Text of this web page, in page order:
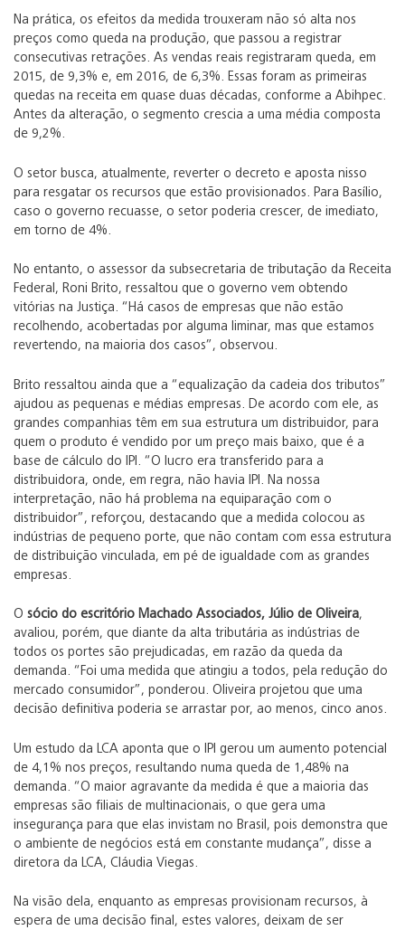
Na prática, os efeitos da medida trouxeram não só alta nos
preços como queda na produção, que passou a registrar
consecutivas retrações. As vendas reais registraram queda, em
2015, de 9,3% e, em 2016, de 6,3%. Essas foram as primeiras
quedas na receita em quase duas décadas, conforme a Abihpec.
Antes da alteração, o segmento crescia a uma média composta
de 9,2%.
O setor busca, atualmente, reverter o decreto e aposta nisso
para resgatar os recursos que estão provisionados. Para Basílio,
caso o governo recuasse, o setor poderia crescer, de imediato,
em torno de 4%.
No entanto, o assessor da subsecretaria de tributação da Receita
Federal, Roni Brito, ressaltou que o governo vem obtendo
vitórias na Justiça. “Há casos de empresas que não estão
recolhendo, acobertadas por alguma liminar, mas que estamos
revertendo, na maioria dos casos”, observou.
Brito ressaltou ainda que a “equalização da cadeia dos tributos”
ajudou as pequenas e médias empresas. De acordo com ele, as
grandes companhias têm em sua estrutura um distribuidor, para
quem o produto é vendido por um preço mais baixo, que é a
base de cálculo do IPI. “O lucro era transferido para a
distribuidora, onde, em regra, não havia IPI. Na nossa
interpretação, não há problema na equiparação com o
distribuidor”, reforçou, destacando que a medida colocou as
indústrias de pequeno porte, que não contam com essa estrutura
de distribuição vinculada, em pé de igualdade com as grandes
empresas.
O sócio do escritório Machado Associados, Júlio de Oliveira,
avaliou, porém, que diante da alta tributária as indústrias de
todos os portes são prejudicadas, em razão da queda da
demanda. “Foi uma medida que atingiu a todos, pela redução do
mercado consumidor”, ponderou. Oliveira projetou que uma
decisão definitiva poderia se arrastar por, ao menos, cinco anos.
Um estudo da LCA aponta que o IPI gerou um aumento potencial
de 4,1% nos preços, resultando numa queda de 1,48% na
demanda. “O maior agravante da medida é que a maioria das
empresas são filiais de multinacionais, o que gera uma
insegurança para que elas invistam no Brasil, pois demonstra que
o ambiente de negócios está em constante mudança”, disse a
diretora da LCA, Cláudia Viegas.
Na visão dela, enquanto as empresas provisionam recursos, à
espera de uma decisão final, estes valores, deixam de ser